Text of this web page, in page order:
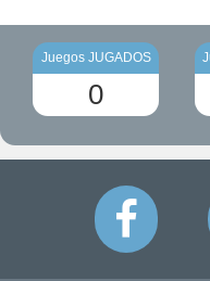
Juegos JUGADOS
0